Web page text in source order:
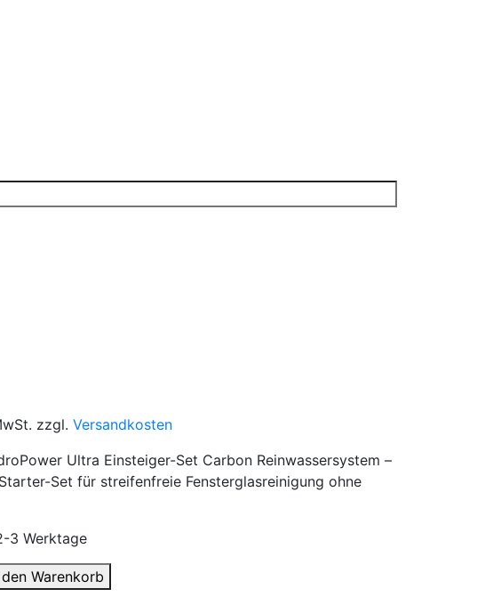
zzgl.Versandkosten
Ultra Einsteiger-Set Carbon Reinwassersystem –
Set für streifenfreie Fensterglasreinigung ohne
3 Werktage
Warenkorb